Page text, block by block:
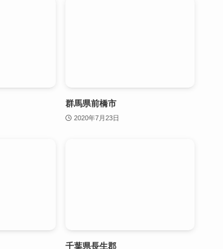
群馬県前橋市
2020年7月23日
千葉県長生郡